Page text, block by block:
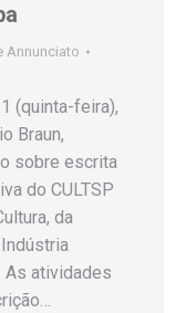
Annunciato
(quinta-feira),
Braun,
sobre escrita
do CULTSP
da
As atividades